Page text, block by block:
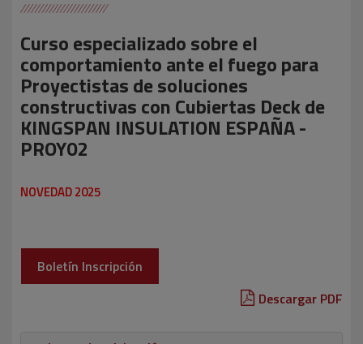
Curso especializado sobre el
comportamiento ante el fuego para
Proyectistas de soluciones
constructivas con Cubiertas Deck de
KINGSPAN INSULATION ESPAÑA -
PROY02
NOVEDAD 2025
Boletín Inscripción
Descargar PDF